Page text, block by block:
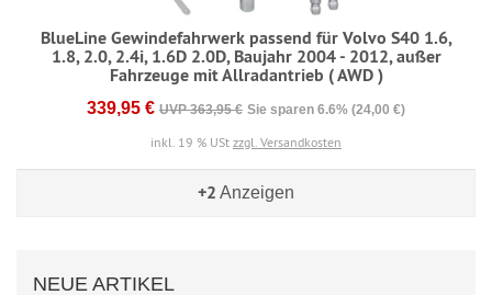
BlueLine Gewindefahrwerk passend für Volvo S40 1.6,
1.8, 2.0, 2.4i, 1.6D 2.0D, Baujahr 2004 - 2012, außer
Fahrzeuge mit Allradantrieb ( AWD )
339,95 € UVP 363,95 € Sie sparen 6.6% (24,00 €)
inkl. 19 % USt zzgl. Versandkosten
+2 Anzeigen
NEUE ARTIKEL